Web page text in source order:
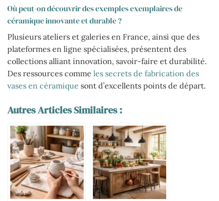
Où peut-on découvrir des exemples exemplaires de
céramique innovante et durable ?
Plusieurs ateliers et galeries en France, ainsi que des
plateformes en ligne spécialisées, présentent des
collections alliant innovation, savoir-faire et durabilité.
Des ressources comme les secrets de fabrication des
vases en céramique sont d’excellents points de départ.
Autres Articles Similaires :